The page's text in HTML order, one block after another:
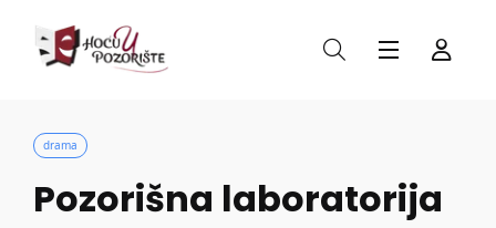
drama
Pozorišna laboratorija